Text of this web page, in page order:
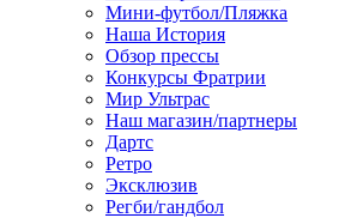
Мини-футбол/Пляжка
Наша История
Обзор прессы
Конкурсы Фратрии
Мир Ультрас
Наш магазин/партнеры
Дартс
Ретро
Эксклюзив
Регби/гандбол